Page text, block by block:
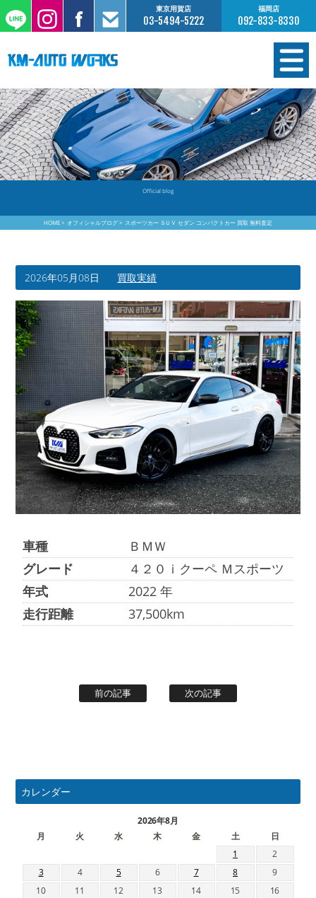
東京用賀店
03-5494-5222
福岡店
092-833-8330
在庫情報
オーダー販売
工場サービス
保証について
買取査定のご案内
店舗案内
会社概要
Official blog
HOME オフィシャルブログ スポーツカー ＳＵＶ セダン コンパクトカー 買取 無料査定
2026年05月08日 買取実績
車種
ＢＭＷ
グレード
４２０ｉクーペ Ｍスポーツ
年式
2022 年
走行距離
37,500km
前の記事 次の記事
カレンダー
2026年8月
月
火 水 木 金 土
日
1
2
3
4 5 6 7 8
9
10
11 12 13 14 15
16